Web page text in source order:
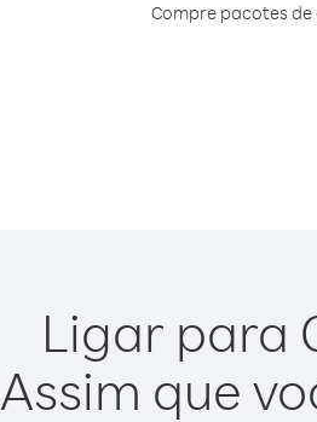
Compre pacotes
Ligar para
Assim que